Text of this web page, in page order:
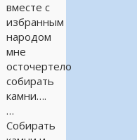
вместе с
избранным
народом
мне
осточертело
собирать
камни….
…
Собирать